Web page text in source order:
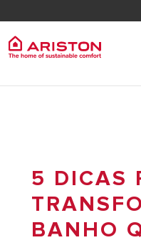
5 DICAS
BANHO